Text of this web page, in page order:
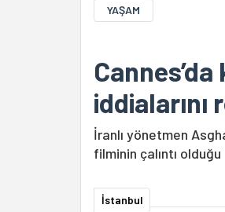
YAŞAM
iddialarını
İranlı yönetmen
filminin çalıntı
İstanbul